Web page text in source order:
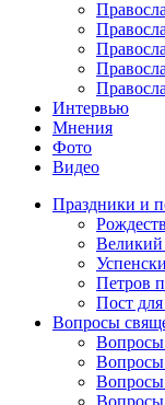
Интервью
Мнения
Фото
Видео
Праздники и
Великий
Петров
Пост
Вопросы
Вопросы
Вопросы
Вопросы